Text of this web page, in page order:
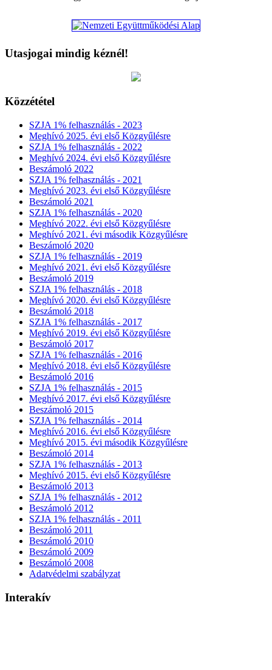
Utasjogai mindig kéznél!
Közzététel
SZJA 1% felhasználás - 2023
Meghívó 2025. évi első Közgyűlésre
SZJA 1% felhasználás - 2022
Meghívó 2024. évi első Közgyűlésre
Beszámoló 2022
SZJA 1% felhasználás - 2021
Meghívó 2023. évi első Közgyűlésre
Beszámoló 2021
SZJA 1% felhasználás - 2020
Meghívó 2022. évi első Közgyűlésre
Meghívó 2021. évi második Közgyűlésre
Beszámoló 2020
SZJA 1% felhasználás - 2019
Meghívó 2021. évi első Közgyűlésre
Beszámoló 2019
SZJA 1% felhasználás - 2018
Meghívó 2020. évi első Közgyűlésre
Beszámoló 2018
SZJA 1% felhasználás - 2017
Meghívó 2019. évi első Közgyűlésre
Beszámoló 2017
SZJA 1% felhasználás - 2016
Meghívó 2018. évi első Közgyűlésre
Beszámoló 2016
SZJA 1% felhasználás - 2015
Meghívó 2017. évi első Közgyűlésre
Beszámoló 2015
SZJA 1% felhasználás - 2014
Meghívó 2016. évi első Közgyűlésre
Meghívó 2015. évi második Közgyűlésre
Beszámoló 2014
SZJA 1% felhasználás - 2013
Meghívó 2015. évi első Közgyűlésre
Beszámoló 2013
SZJA 1% felhasználás - 2012
Beszámoló 2012
SZJA 1% felhasználás - 2011
Beszámoló 2011
Beszámoló 2010
Beszámoló 2009
Beszámoló 2008
Adatvédelmi szabályzat
Interakív